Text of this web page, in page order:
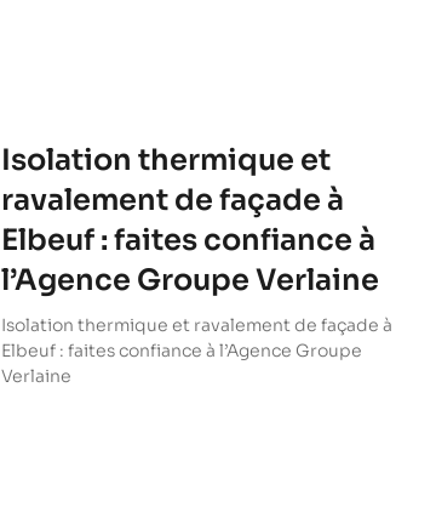
Isolation thermique et
ravalement de façade à
Elbeuf : faites confiance à
l’Agence Groupe Verlaine
Isolation thermique et ravalement de façade à
Elbeuf : faites confiance à l’Agence Groupe
Verlaine